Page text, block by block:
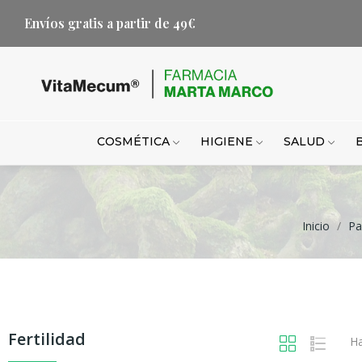
Envíos gratis a partir de 49€
COSMÉTICA HIGIENE SALUD
Inicio
Fertilidad